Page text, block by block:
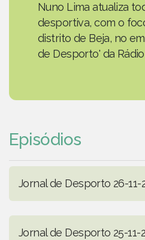
Nuno Lima atualiza
desportiva, com o
distrito de Beja, no
de Desporto' da
Episódios
Jornal de Desporto 26-11-
Jornal de Desporto 25-11-